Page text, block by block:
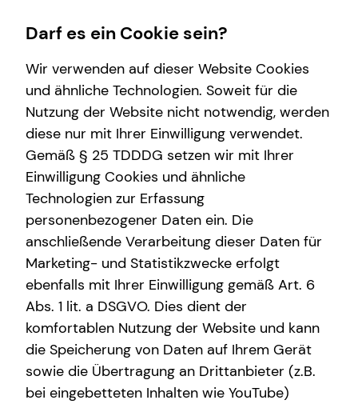
Wissenswertes
Über mich
Über tecis
Podcast
teamzukunft
Service
Kundenportal
Schadenabwicklung
Finanzberatung
Videoberatung
Spezialisten-Netzwerk
Private Krankenvorsorge
Immobilienfinanzierung
Betriebliche Altersvorsorge
Investment
Kapitalanlage Immobilien
Altersvorsorge
Ahmad-Zobair Salmai
Darf es ein Cookie sein?
Wir verwenden auf dieser Website Cookies
und ähnliche Technologien. Soweit für die
Nutzung der Website nicht notwendig, werden
diese nur mit Ihrer Einwilligung verwendet.
Gemäß § 25 TDDDG setzen wir mit Ihrer
Einwilligung Cookies und ähnliche
Technologien zur Erfassung
personenbezogener Daten ein. Die
anschließende Verarbeitung dieser Daten für
Marketing- und Statistikzwecke erfolgt
ebenfalls mit Ihrer Einwilligung gemäß Art. 6
Abs. 1 lit. a DSGVO. Dies dient der
komfortablen Nutzung der Website und kann
die Speicherung von Daten auf Ihrem Gerät
sowie die Übertragung an Drittanbieter (z.B.
bei eingebetteten Inhalten wie YouTube)